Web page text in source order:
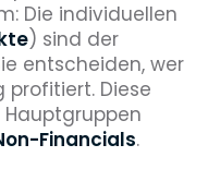
Die individuellen
) sind der
entscheiden, wer
Diese
Hauptgruppen
Financials.